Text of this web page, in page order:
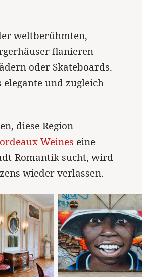
weltberühmten,
flanieren
oder Skateboards.
und zugleich
diese Region
Weines eine
Romantik sucht, wird
wieder verlassen.